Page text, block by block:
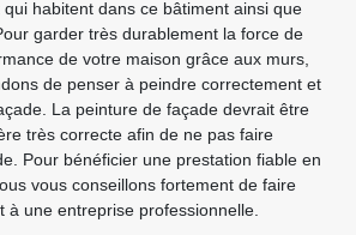
habitent dans ce bâtiment ainsi que
garder très durablement la force de
de votre maison grâce aux murs,
de penser à peindre correctement et
La peinture de façade devrait être
très correcte afin de ne pas faire
Pour bénéficier une prestation fiable en
vous conseillons fortement de faire
à une entreprise professionnelle.